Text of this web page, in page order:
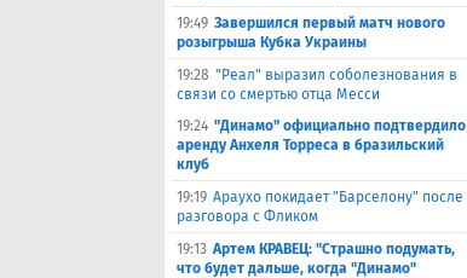
19:49 Завершился первый матч нового
розыгрыша Кубка Украины
19:28 "Реал" выразил соболезнования в
связи со смертью отца Месси
19:24 "Динамо" официально подтвердило
аренду Анхеля Торреса в бразильский
клуб
19:19 Араухо покидает "Барселону" после
разговора с Фликом
19:13 Артем КРАВЕЦ: "Страшно подумать,
что будет дальше, когда "Динамо"